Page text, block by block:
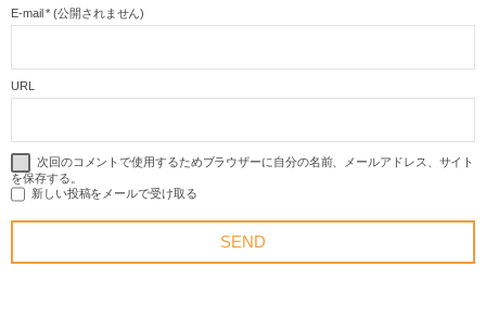
E-mail * (公開されません)
URL
次回のコメントで使用するためブラウザーに自分の名前、メールアドレス、サイト
を保存する。
新しい投稿をメールで受け取る